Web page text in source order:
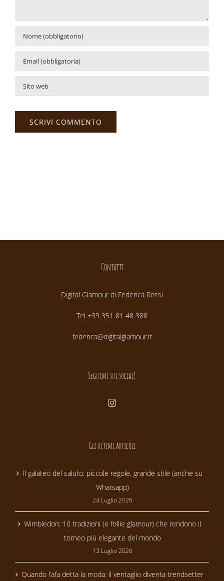
Contatti
Digital Glamour di Federica Rossi
Tel +39 351 81 48 388
federica@digitalglamour.it
Seguimi sui social!
Gli ultimi articoli
Il galateo del saluto: piccole regole, grande stile (anche su
Whatsapp)
24 Luglio 2026
Wimbledon: 10 tradizioni (e follie glamour) che rendono il
torneo più elegante del mondo
13 Luglio 2026
Quando l’afa detta la moda: il ventaglio diventa trendsetter